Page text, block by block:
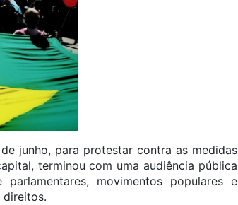
junho, para protestar contra as medidas
terminou com uma audiência pública
movimentos populares e
direitos.